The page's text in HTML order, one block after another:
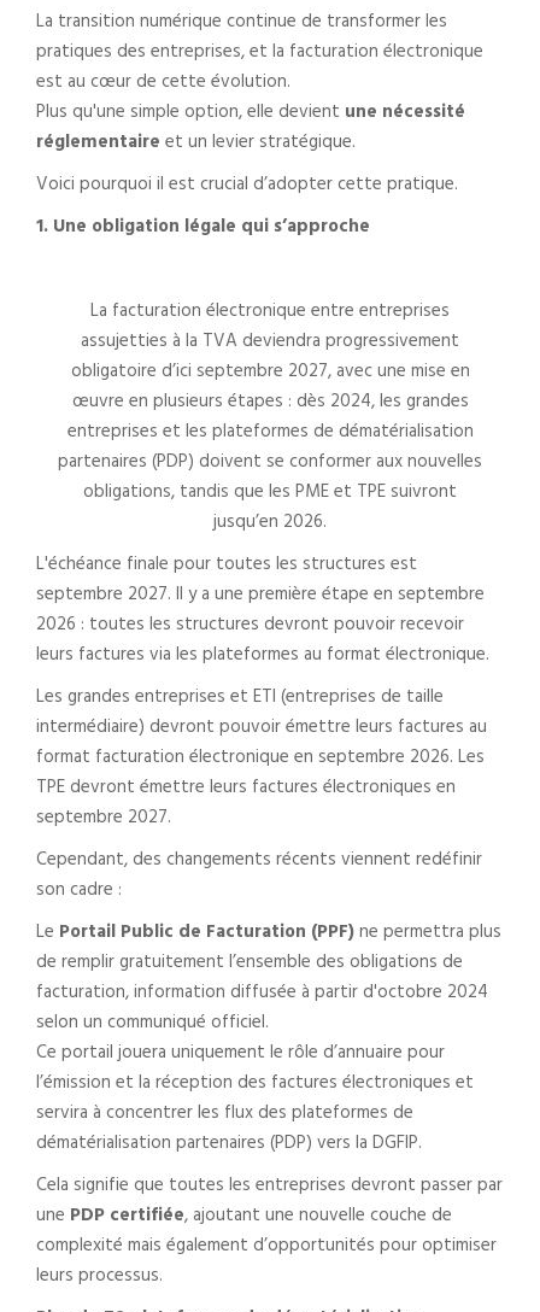
La transition numérique continue de transformer les
pratiques des entreprises, et la facturation électronique
est au cœur de cette évolution.
Plus qu'une simple option, elle devient une nécessité
réglementaireet un levier stratégique.
Voici pourquoi il est crucial d’adopter cette pratique.
1. Une obligation légale qui s’approche
La facturation électronique entre entreprises
assujetties à la TVA deviendra progressivement
obligatoire d’ici septembre 2027, avec une mise en
œuvre en plusieurs étapes : dès 2024, les grandes
entreprises et les plateformes de dématérialisation
partenaires (PDP) doivent se conformer aux nouvelles
obligations, tandis que les PME et TPE suivront
jusqu’en 2026.
L'échéance finale pour toutes les structures est
septembre 2027. Il y a une première étape en septembre
2026 : toutes les structures devront pouvoir recevoir
leurs factures via les plateformes au format électronique.
Les grandes entreprises et ETI (entreprises de taille
intermédiaire) devront pouvoir émettre leurs factures au
format facturation électronique en septembre 2026. Les
TPE devront émettre leurs factures électroniques en
septembre 2027.
Cependant, des changements récents viennent redéfinir
son cadre :
Le Portail Public de Facturation (PPF)ne permettra plus
de remplir gratuitement l’ensemble des obligations de
facturation, information diffusée à partir d'octobre 2024
selon un communiqué officiel.
Ce portail jouera uniquement le rôle d’annuaire pour
l’émission et la réception des factures électroniques et
servira à concentrer les flux des plateformes de
dématérialisation partenaires (PDP) vers la DGFIP.
Cela signifie que toutes les entreprises devront passer par
une PDP certifiée, ajoutant une nouvelle couche de
complexité mais également d’opportunités pour optimiser
leurs processus.